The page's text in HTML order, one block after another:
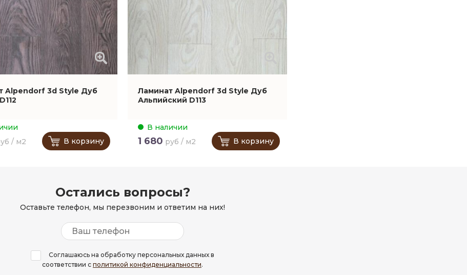
Alpendorf 3d Style Дуб
/ м2 В корзину
Ламинат Alpendorf 3d Style Дуб
Альпийский D113
В наличии
1 680 руб / м2 В корзину
Остались вопросы?
Оставьте телефон, мы перезвоним и ответим на них!
Соглашаюсь на обработку персональных данных в
соответствии с политикой конфиденциальности.